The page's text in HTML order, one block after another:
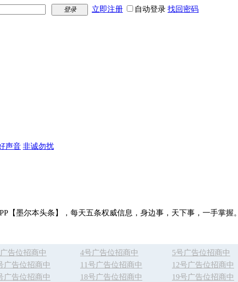
登录 立即注册 自动登录 找回密码
声音 非诚勿扰
【墨尔本头条】，每天五条权威信息，身边事，天下事，一手掌握。
告位招商中 4号广告位招商中 5号广告位招商中
广告位招商中 11号广告位招商中 12号广告位招商中
广告位招商中 18号广告位招商中 19号广告位招商中